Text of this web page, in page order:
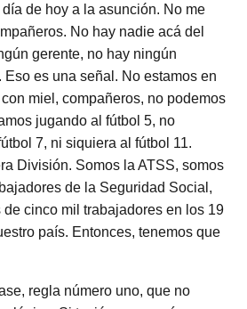
de hoy a la asunción. No me
No hay nadie acá del
gerente, no hay ningún
Eso es una señal. No estamos en
miel, compañeros, no podemos
jugando al fútbol 5, no
7, ni siquiera al fútbol 11.
División. Somos la ATSS, somos
de la Seguridad Social,
cinco mil trabajadores en los 19
país. Entonces, tenemos que
regla número uno, que no